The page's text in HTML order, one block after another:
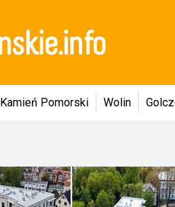
Kamień Pomorski Wolin